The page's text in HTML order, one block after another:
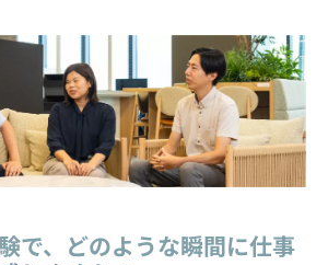
で、どのような瞬間に仕事